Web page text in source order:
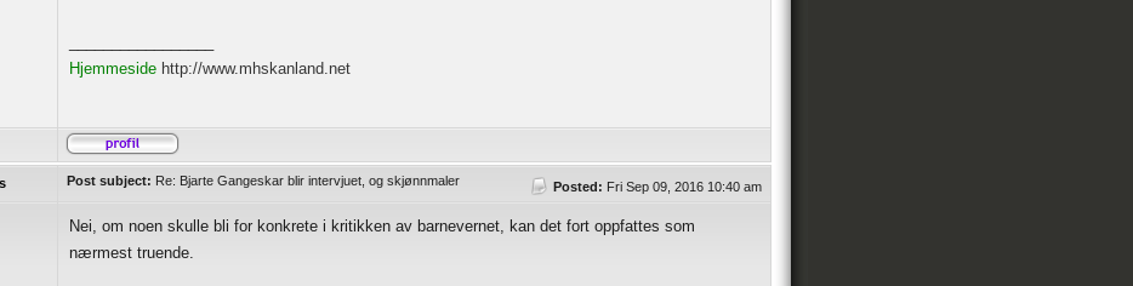
Hjemmeside http://www.mhskanland.net
Post subject: Re: Bjarte Gangeskar blir intervjuet, og skjønnmaler Posted: Fri Sep 09, 2016 10:40 am
Nei, om noen skulle bli for konkrete i kritikken av barnevernet, kan det fort oppfattes som
nærmest truende.